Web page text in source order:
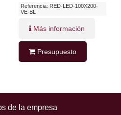
Referencia: RED-LED-100X200-
VE-BL
Más información
Presupuesto
de la empresa